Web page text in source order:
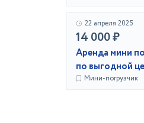
22 апреля 2025
14 000 ₽
Аренда мини
по выгодной
Мини-погрузчик